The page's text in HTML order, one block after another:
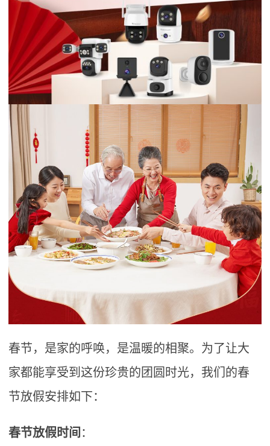
春节，是家的呼唤，是温暖的相聚。为了让大
家都能享受到这份珍贵的团圆时光，我们的春
节放假安排如下：
春节放假时间 ‌：